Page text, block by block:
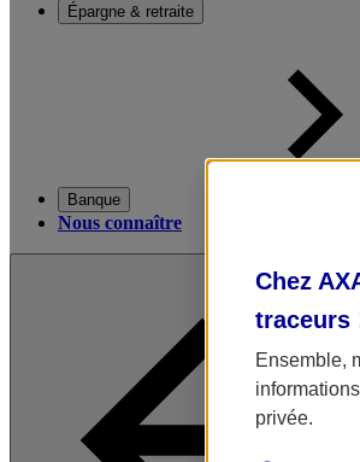
Épargne & retraite
Banque
Nous connaître
Chez
traceurs
Ensemble,
privée.